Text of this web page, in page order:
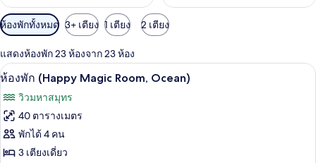
ตัว
กรอง
ที่
มี
ให้
สำหรับ
ห้อง
พัก
ห้องพักทั้งหมด 3+ เตียง 1 เตียง 2 เตียง
แสดงห้องพัก 23 ห้องจาก 23 ห้อง
เปิด
ภาพถ่าย
ทั้งหมด
ของ
ห้อง
ห้องพัก (Happy Magic Room,
12
ห้องพัก (Happy Magic Room, Ocean)
วิวมหาสมุทร
40 ตารางเมตร
พักได้ 4 คน
3 เตียงเดี่ยว